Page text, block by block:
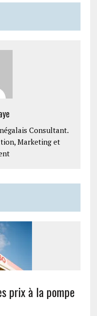
Consultant.
Marketing et
prix à la pompe